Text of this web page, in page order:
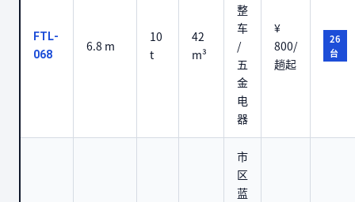
FTL-
068
6.8 m
10
t
42
m³
整
车
/
五
金
电
器
¥
800/
趟起
26
台
市
区
蓝